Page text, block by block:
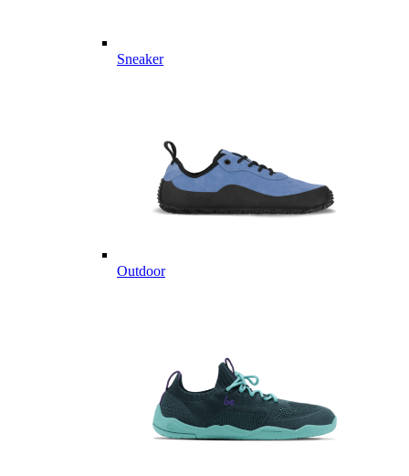
Sneaker
Outdoor